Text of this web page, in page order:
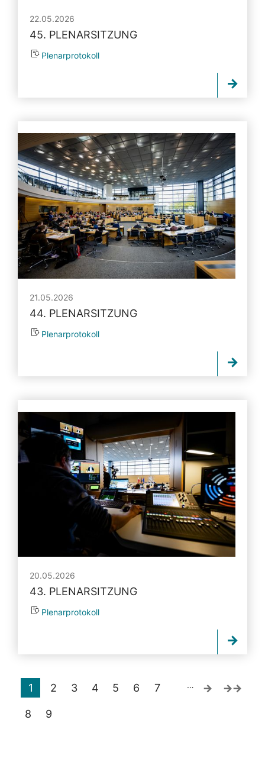
22.05.2026
45. PLENARSITZUNG
Plenarprotokoll
21.05.2026
44. PLENARSITZUNG
Plenarprotokoll
20.05.2026
43. PLENARSITZUNG
Plenarprotokoll
1 2 3 4 5 6 7
8 9
…